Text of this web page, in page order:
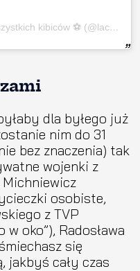
Post udostępniony przez Portal wszystkich kibiców ⚽ (@laczynaspilka)
dla byłego już
nim do 31
bez znaczenia) tak
wojenki z
osobiste,
z TVP
oko”), Radosława
się
jakbyś cały czas